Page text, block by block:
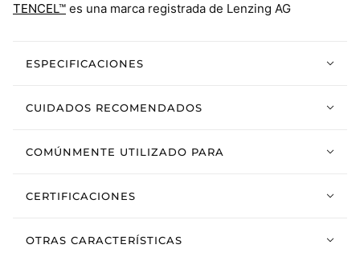
TENCEL™ es una marca registrada de Lenzing AG
ESPECIFICACIONES
CUIDADOS RECOMENDADOS
COMÚNMENTE UTILIZADO PARA
CERTIFICACIONES
OTRAS CARACTERÍSTICAS